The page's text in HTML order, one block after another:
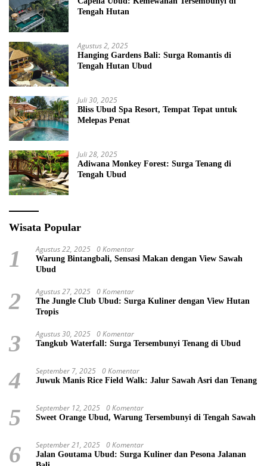
Tengah Hutan
Agustus 2, 2025
Hanging Gardens Bali: Surga Romantis di
Tengah Hutan Ubud
Juli 30, 2025
Bliss Ubud Spa Resort, Tempat Tepat untuk
Melepas Penat
Juli 28, 2025
Adiwana Monkey Forest: Surga Tenang di
Tengah Ubud
Wisata Popular
1 Agustus 22, 2025 0 Komentar
Warung Bintangbali, Sensasi Makan dengan View Sawah
Ubud
2 Agustus 27, 2025 0 Komentar
The Jungle Club Ubud: Surga Kuliner dengan View Hutan
Tropis
3 Agustus 30, 2025 0 Komentar
Tangkub Waterfall: Surga Tersembunyi Tenang di Ubud
4 September 7, 2025 0 Komentar
Juwuk Manis Rice Field Walk: Jalur Sawah Asri dan Tenang
5 September 12, 2025 0 Komentar
Sweet Orange Ubud, Warung Tersembunyi di Tengah Sawah
6 September 21, 2025 0 Komentar
Jalan Goutama Ubud: Surga Kuliner dan Pesona Jalanan